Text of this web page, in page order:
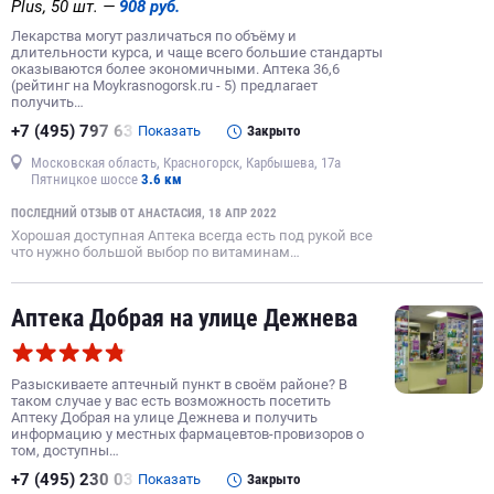
Plus, 50 шт. — 908 руб.
Лекарства могут различаться по объёму и
длительности курса, и чаще всего большие стандарты
оказываются более экономичными. Аптека 36,6
(рейтинг на Moykrasnogorsk.ru - 5) предлагает
получить…
+7 (495) 797 63 Показать Закрыто
Московская область, Красногорск, Карбышева, 17а
Пятницкое шоссе 3.6 км
ПОСЛЕДНИЙ ОТЗЫВ ОТ АНАСТАСИЯ, 18 АПР 2022
Хорошая доступная Аптека всегда есть под рукой все
что нужно большой выбор по витаминам…
Аптека Добрая на улице Дежнева
Разыскиваете аптечный пункт в своём районе? В
таком случае у вас есть возможность посетить
Аптеку Добрая на улице Дежнева и получить
информацию у местных фармацевтов-провизоров о
том, доступны…
+7 (495) 230 03 Показать Закрыто